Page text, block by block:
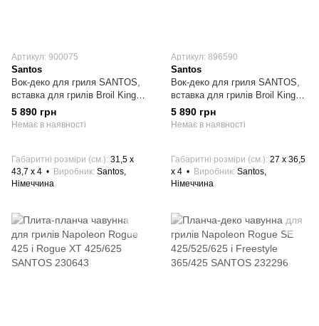
Артикул: 900075
Santos
Вок-деко для гриля SANTOS,
вставка для грилів Broil King
Baron, нержавіюче 900075
5 890 грн
Немає в наявності
Габаритні розміри (см.) 31,5 х
43,7 х 4
Виробник Santos,
Німеччина
Артикул: 896590
Santos
Вок-деко для гриля SANTOS,
вставка для грилів Broil King
Monarch, нержавіюче 896590
5 890 грн
Немає в наявності
Габаритні розміри (см.) 27 x 36,5
x 4
Виробник Santos,
Німеччина